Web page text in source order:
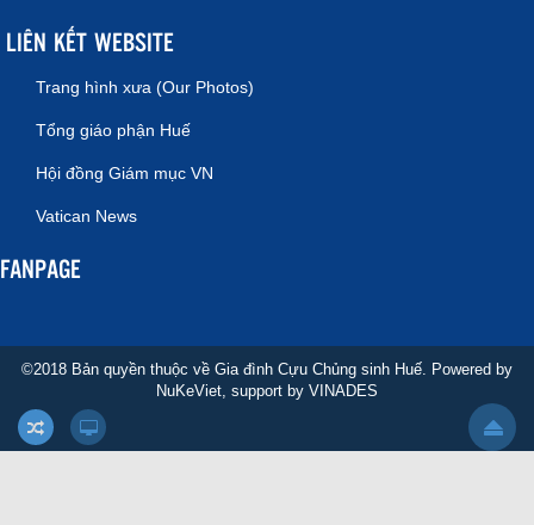
LIÊN KẾT WEBSITE
Trang hình xưa (Our Photos)
Tổng giáo phận Huế
Hội đồng Giám mục VN
Vatican News
FANPAGE
©2018 Bản quyền thuộc về Gia đình Cựu Chủng sinh Huế. Powered by
NuKeViet , support by VINADES